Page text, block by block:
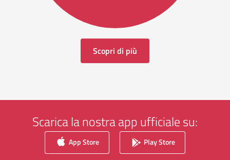
Scopri di più
Scarica la nostra app ufficiale su:
App Store Play Store